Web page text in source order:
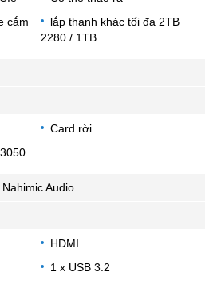
cắm
lắp thanh khác tối đa 2TB
2280 / 1TB
Card rời
Nahimic Audio
HDMI
1 x USB 3.2